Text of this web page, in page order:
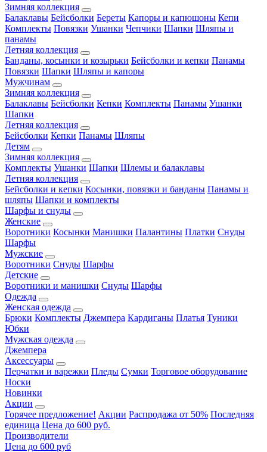
Зимняя коллекция
Балаклавы Бейсболки Береты Капоры и капюшоны Кепи
Комплекты Повязки Ушанки Чепчики Шапки Шляпы и
панамы
Летняя коллекция
Банданы, косынки и козырьки Бейсболки и кепки Панамы
Повязки Шапки Шляпы и капоры
Мужчинам
Зимняя коллекция
Балаклавы Бейсболки Кепки Комплекты Панамы Ушанки
Шапки
Летняя коллекция
Бейсболки Кепки Панамы Шляпы
Детям
Зимняя коллекция
Комплекты Ушанки Шапки Шлемы и балаклавы
Летняя коллекция
Бейсболки и кепки Косынки, повязки и банданы Панамы и
шляпы Шапки и комплекты
Шарфы и снуды
Женские
Воротники Косынки Манишки Палантины Платки Снуды
Шарфы
Мужские
Воротники Снуды Шарфы
Детские
Воротники и манишки Снуды Шарфы
Одежда
Женская одежда
Брюки Комплекты Джемпера Кардиганы Платья Туники
Юбки
Мужская одежда
Джемпера
Аксессуары
Перчатки и варежки Пледы Сумки Торговое оборудование
Носки
Новинки
Акции
Горячее предложение! Акции Распродажа от 50% Последняя
единица Цена до 600 руб.
Производители
Цена до 600 руб